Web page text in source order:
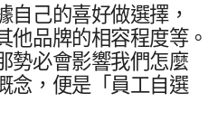
自己​的​喜好​做​選擇，​
他​品牌​的​相容​程度​等。​
勢​必會​影響​我們​怎麼​
念，​便是​「員工​自選​